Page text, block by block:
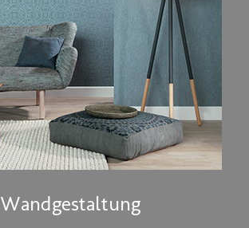
Wandgestaltung